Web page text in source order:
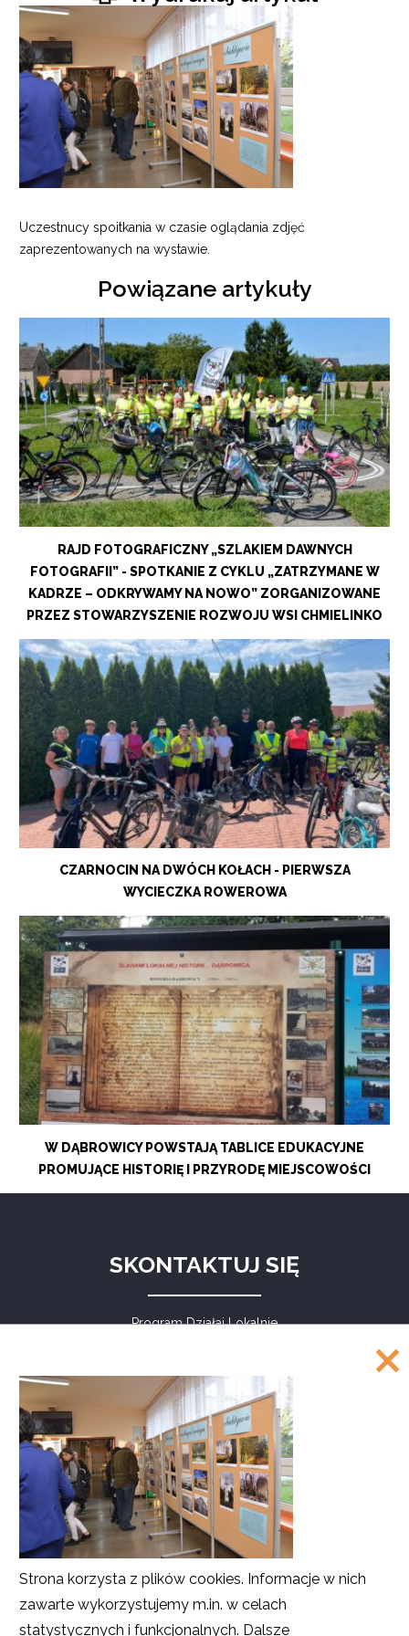
Uczestnucy spoitkania w czasie oglądania zdjęć
zaprezentowanych na wystawie.
Powiązane artykuły
RAJD FOTOGRAFICZNY „SZLAKIEM DAWNYCH
FOTOGRAFII” - SPOTKANIE Z CYKLU „ZATRZYMANE W
KADRZE – ODKRYWAMY NA NOWO” ZORGANIZOWANE
PRZEZ STOWARZYSZENIE ROZWOJU WSI CHMIELINKO
CZARNOCIN NA DWÓCH KOŁACH - PIERWSZA
WYCIECZKA ROWEROWA
W DĄBROWICY POWSTAJĄ TABLICE EDUKACYJNE
PROMUJĄCE HISTORIĘ I PRZYRODĘ MIEJSCOWOŚCI
SKONTAKTUJ SIĘ
Program Działaj Lokalnie
00-590 Warszawa
Tel.: 226220122, 226220208, 226220209
Faks: 226220211
COPYRIGHT
©Akademia Rozwoju Filantropii w Polsce
Projekt i realizacja SMULTRON
Strona korzysta z plików cookies. Informacje w nich
zawarte wykorzystujemy m.in. w celach
statystycznych i funkcjonalnych. Dalsze